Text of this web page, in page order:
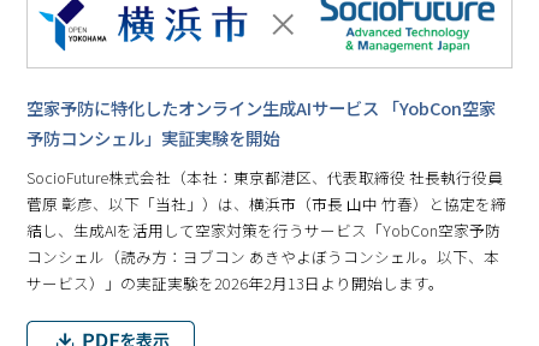
空家予防に特化したオンライン生成AIサービス 「YobCon空家
予防コンシェル」実証実験を開始
SocioFuture株式会社（本社：東京都港区、代表取締役 社長執行役員
菅原 彰彦、以下「当社」）は、横浜市（市長 山中 竹春）と協定を締
結し、生成AIを活用して空家対策を行うサービス「YobCon空家予防
コンシェル（読み方：ヨブコン あきやよぼうコンシェル。以下、本
サービス）」の実証実験を2026年2月13日より開始します。